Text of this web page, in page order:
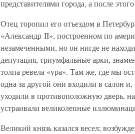
представителями города, а после
Отец торопил его отъездом в
«Александр II», построенном по
незамеченными, но он нигде не
депутация, триумфальные арки,
толпа ревела «ура». Там же, где мы
одна за другой они входили в салон
уходили в противоположную дверь,
устраивали великолепные
Великий князь казался весел;